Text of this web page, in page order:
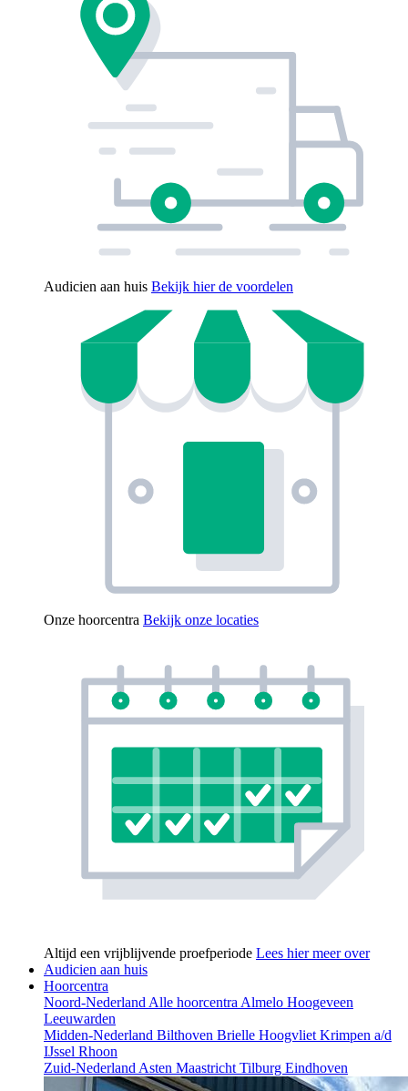
Audicien aan huis Bekijk hier de voordelen
Onze hoorcentra Bekijk onze locaties
Altijd een vrijblijvende proefperiode Lees hier meer over
Audicien aan huis
Hoorcentra
Noord-NederlandAlle hoorcentraAlmelo Hoogeveen
Leeuwarden
Midden-Nederland Bilthoven Brielle HoogvlietKrimpen a/d
IJssel Rhoon
Zuid-NederlandAsten MaastrichtTilburg Eindhoven